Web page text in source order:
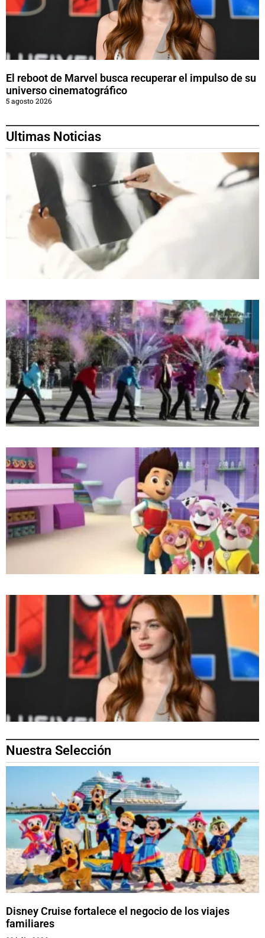
El reboot de Marvel busca recuperar el impulso de su
universo cinematográfico
5 agosto 2026
Ultimas Noticias
Nuestra Selección
Disney Cruise fortalece el negocio de los viajes
familiares